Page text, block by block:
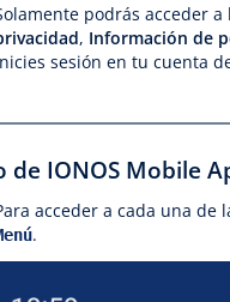
podrás acceder a
, Información de
sesión en tu cuenta
de IONOS Mobile
acceder a cada una
.